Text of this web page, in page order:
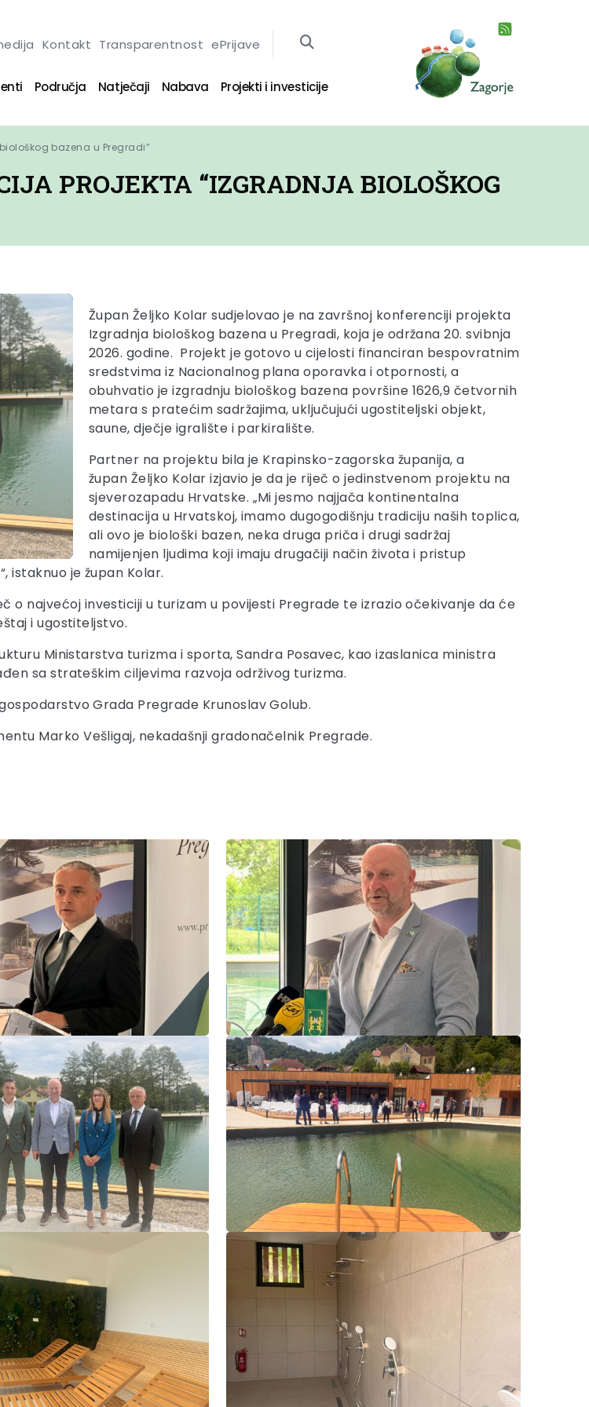
Kontakt Transparentnost ePrijave
Područja Natječaji Nabava Projekti i investicije
bazena u Pregradi”
PROJEKTA “IZGRADNJA BIOLOŠKOG
Župan Željko Kolar sudjelovao je na završnoj konferenciji projekta
Izgradnja biološkog bazena u Pregradi, koja je održana 20. svibnja
2026. godine. Projekt je gotovo u cijelosti financiran bespovratnim
sredstvima iz Nacionalnog plana oporavka i otpornosti, a
obuhvatio je izgradnju biološkog bazena površine 1626,9 četvornih
metara s pratećim sadržajima, uključujući ugostiteljski objekt,
saune, dječje igralište i parkiralište.
Partner na projektu bila je Krapinsko-zagorska županija, a
župan Željko Kolar izjavio je da je riječ o jedinstvenom projektu na
sjeverozapadu Hrvatske. „Mi jesmo najjača kontinentalna
destinacija u Hrvatskoj, imamo dugogodišnju tradiciju naših toplica,
ali ovo je biološki bazen, neka druga priča i drugi sadržaj
namijenjen ljudima koji imaju drugačiji način života i pristup
istaknuo je župan Kolar.
o najvećoj investiciji u turizam u povijesti Pregrade te izrazio očekivanje da će
i ugostiteljstvo.
Ministarstva turizma i sporta, Sandra Posavec, kao izaslanica ministra
sa strateškim ciljevima razvoja održivog turizma.
Grada Pregrade Krunoslav Golub.
Marko Vešligaj, nekadašnji gradonačelnik Pregrade.